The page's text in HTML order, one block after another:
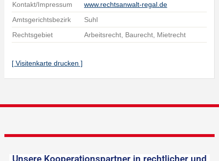
Kontakt/Impressum
www.rechtsanwalt-regal.de
Amtsgerichtsbezirk
Suhl
Rechtsgebiet
Arbeitsrecht, Baurecht, Mietrecht
[ Visitenkarte drucken ]